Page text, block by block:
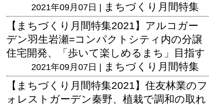
2021年09月07日 | まちづくり月間特集
【まちづくり月間特集2021】アルコガー
デン羽生岩瀬=コンパクトシティ内の分譲
住宅開発、「歩いて楽しめるまち」目指す
2021年09月07日 | まちづくり月間特集
【まちづくり月間特集2021】住友林業のフ
ォレストガーデン秦野、植栽で調和の取れ